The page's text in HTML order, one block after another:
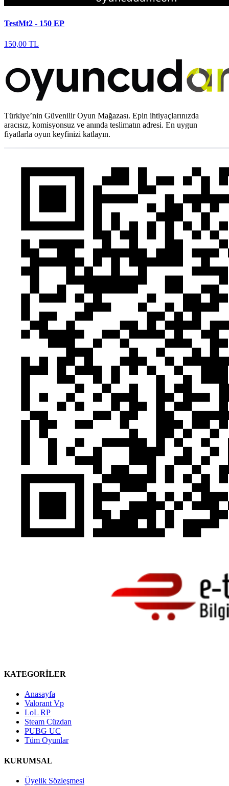
TestMt2 - 150 EP
150,00 TL
Türkiye’nin Güvenilir Oyun Mağazası. Epin ihtiyaçlarınızda
aracısız, komisyonsuz ve anında teslimatın adresi. En uygun
fiyatlarla oyun keyfinizi katlayın.
KATEGORİLER
Anasayfa
Valorant Vp
LoL RP
Steam Cüzdan
PUBG UC
Tüm Oyunlar
KURUMSAL
Üyelik Sözleşmesi